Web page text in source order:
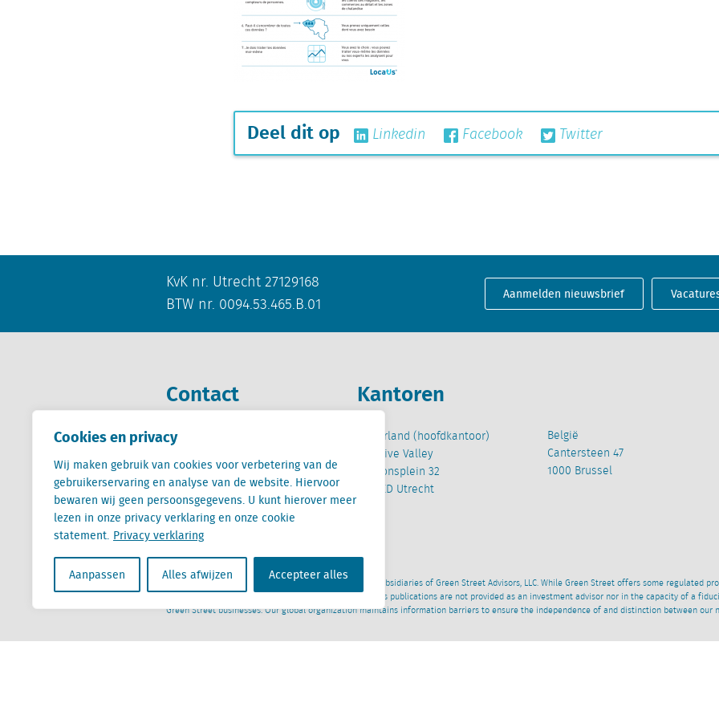
Cookies en privacy
Wij maken gebruik van cookies voor verbetering van de
gebruikerservaring en analyse van de website. Hiervoor
bewaren wij geen persoonsgegevens. U kunt hierover meer
lezen in onze privacy verklaring en onze cookie
statement. Privacy verklaring
Aanpassen Alles afwijzen Accepteer alles
Deel dit op Linkedin Facebook Twitter
KvK nr. Utrecht 27129168
BTW nr. 0094.53.465.B.01
Aanmelden nieuwsbrief
Contact
+31 (0) 85 760 3283
info@locatus.com
Kantoren
Nederland (hoofdkantoor)
Creative Valley
Stationsplein 32
3511 ED Utrecht
België
Cantersteen 47
1000 Brussel
Locatus B.V. and Locatus Belgie B.V. are wholly-owned subsidiaries of Green Street Advisors, LLC. While Green Street offers some regulated
Analytics products along with Green Street’s global News publications are not provided as an investment advisor nor in the capacity of a
Green Street businesses. Our global organization maintains information barriers to ensure the independence of and distinction between our